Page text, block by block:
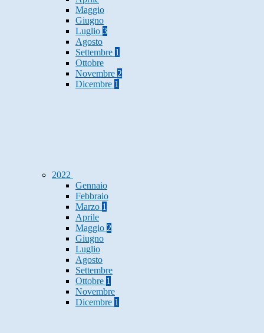
Maggio
Giugno
Luglio 3
Agosto
Settembre 1
Ottobre
Novembre 2
Dicembre 1
2022
Gennaio
Febbraio
Marzo 1
Aprile
Maggio 2
Giugno
Luglio
Agosto
Settembre
Ottobre 1
Novembre
Dicembre 1